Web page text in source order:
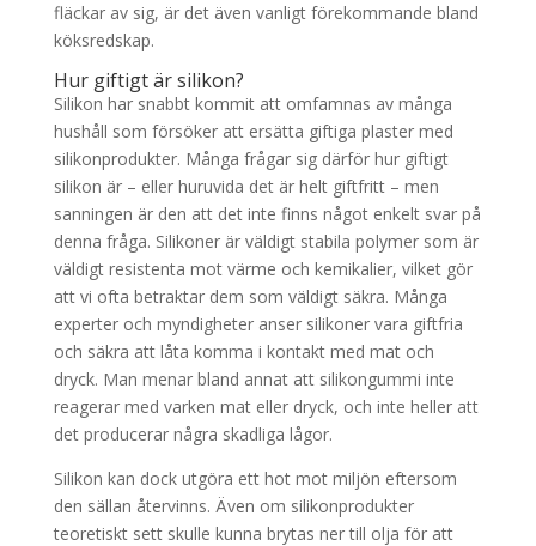
fläckar av sig, är det även vanligt förekommande bland
köksredskap.
Hur giftigt är silikon?
Silikon har snabbt kommit att omfamnas av många
hushåll som försöker att ersätta giftiga plaster med
silikonprodukter. Många frågar sig därför hur giftigt
silikon är – eller huruvida det är helt giftfritt – men
sanningen är den att det inte finns något enkelt svar på
denna fråga. Silikoner är väldigt stabila polymer som är
väldigt resistenta mot värme och kemikalier, vilket gör
att vi ofta betraktar dem som väldigt säkra. Många
experter och myndigheter anser silikoner vara giftfria
och säkra att låta komma i kontakt med mat och
dryck. Man menar bland annat att silikongummi inte
reagerar med varken mat eller dryck, och inte heller att
det producerar några skadliga lågor.
Silikon kan dock utgöra ett hot mot miljön eftersom
den sällan återvinns. Även om silikonprodukter
teoretiskt sett skulle kunna brytas ner till olja för att